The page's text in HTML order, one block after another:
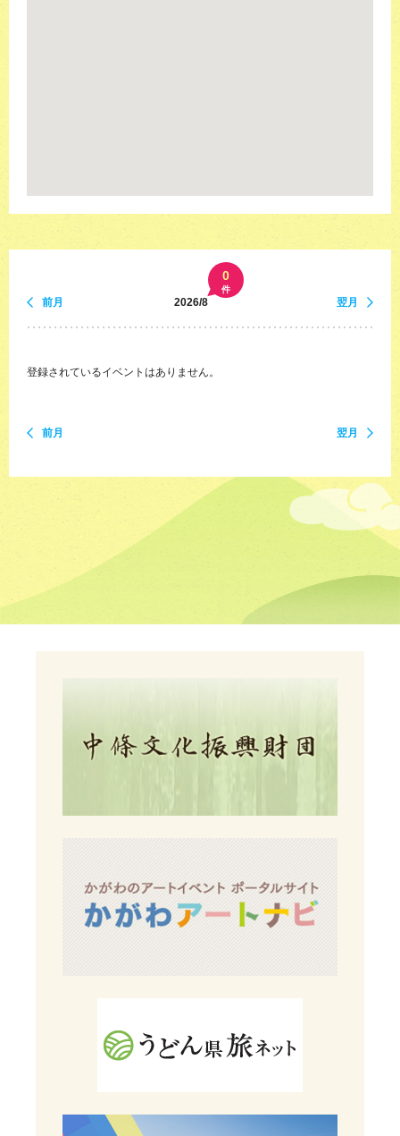
前月 2026/8
0
件
翌月
登録されているイベントはありません。
前月 翌月